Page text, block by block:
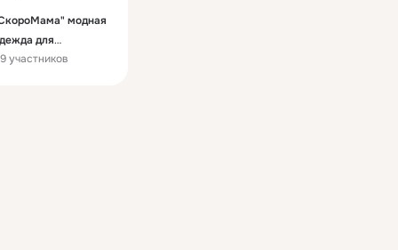
модная
для
участников